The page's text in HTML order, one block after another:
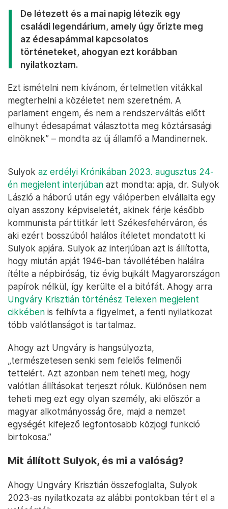
De létezett és a mai napig létezik egy
családi legendárium, amely úgy őrizte meg
az édesapámmal kapcsolatos
történeteket, ahogyan ezt korábban
nyilatkoztam.
Ezt ismételni nem kívánom, értelmetlen vitákkal
megterhelni a közéletet nem szeretném. A
parlament engem, és nem a rendszerváltás előtt
elhunyt édesapámat választotta meg köztársasági
elnöknek” – mondta az új államfő a Mandinernek.
Sulyok az erdélyi Krónikában 2023. augusztus 24-
én megjelent interjúban azt mondta: apja, dr. Sulyok
László a háború után egy válóperben elvállalta egy
olyan asszony képviseletét, akinek férje később
kommunista párttitkár lett Székesfehérváron, és
aki ezért bosszúból halálos ítéletet mondatott ki
Sulyok apjára. Sulyok az interjúban azt is állította,
hogy miután apját 1946-ban távollétében halálra
ítélte a népbíróság, tíz évig bujkált Magyarországon
papírok nélkül, így kerülte el a bitófát. Ahogy arra
Ungváry Krisztián történész Telexen megjelent
cikkében is felhívta a figyelmet, a fenti nyilatkozat
több valótlanságot is tartalmaz.
Ahogy azt Ungváry is hangsúlyozta,
„természetesen senki sem felelős felmenői
tetteiért. Azt azonban nem teheti meg, hogy
valótlan állításokat terjeszt róluk. Különösen nem
teheti meg ezt egy olyan személy, aki először a
magyar alkotmányosság őre, majd a nemzet
egységét kifejező legfontosabb közjogi funkció
birtokosa.”
Mit állított Sulyok, és mi a valóság?
Ahogy Ungváry Krisztián összefoglalta, Sulyok
2023-as nyilatkozata az alábbi pontokban tért el a